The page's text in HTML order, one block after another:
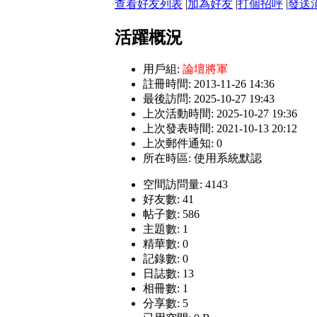
查看好友列表 加為好友 打個招呼 發送
活躍概況
用戶組: 論壇將軍
註冊時間: 2013-11-26 14:36
最後訪問: 2025-10-27 19:43
上次活動時間: 2025-10-27 19:36
上次發表時間: 2021-10-13 20:12
上次郵件通知: 0
所在時區: 使用系統默認
空間訪問量: 4143
好友數: 41
帖子數: 586
主題數: 1
精華數: 0
記錄數: 0
日誌數: 13
相冊數: 1
分享數: 5